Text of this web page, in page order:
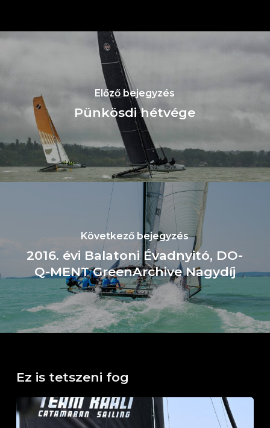
Előző bejegyzés
Pünkösdi hétvége
Következő bejegyzés
2016. évi Balatoni Évadnyitó, DO-
Q-MENT GreenArchive Nagydíj
Ez is tetszeni fog
Horváth